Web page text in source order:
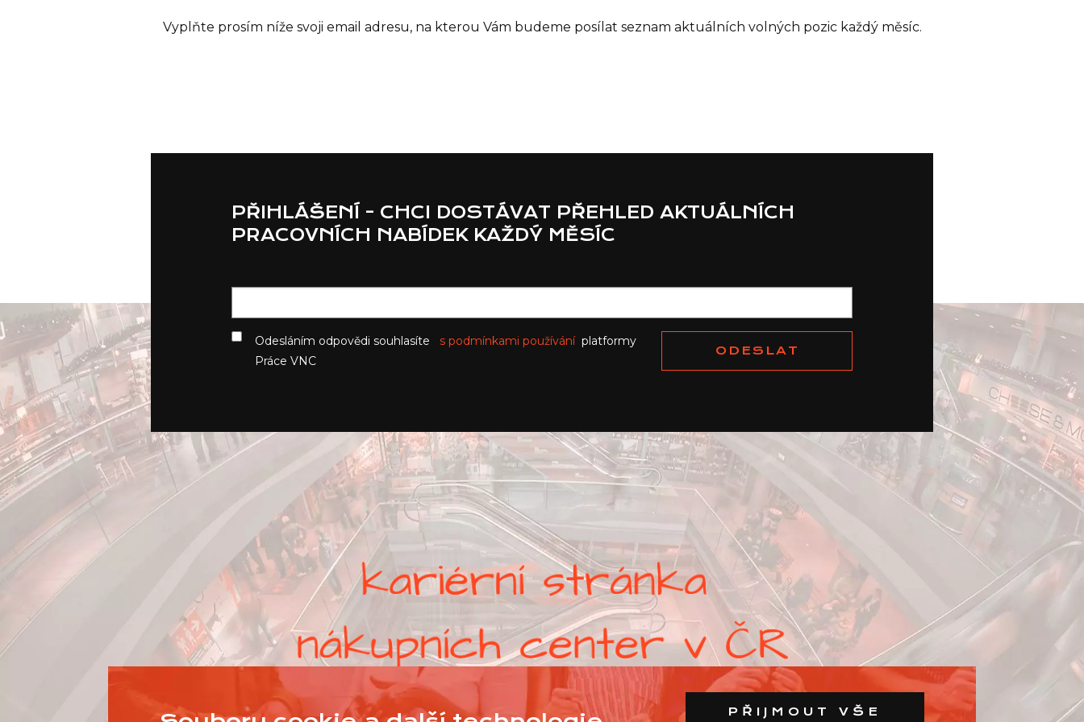
Vyplňte prosím níže svoji email adresu, na kterou Vám budeme posílat seznam aktuálních volných pozic každý měsíc.
PŘIHLÁŠENÍ - CHCI DOSTÁVAT PŘEHLED AKTUÁLNÍCH
PRACOVNÍCH NABÍDEK KAŽDÝ MĚSÍC
Odesláním odpovědi souhlasíte s podmínkami používáníplatformy
Práce VNC
PŘIJMOUT VŠE